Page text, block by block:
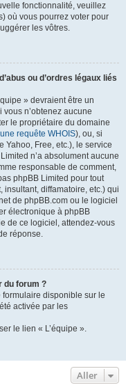
fonctionnalité, veuillez
où vous pourrez voter pour
les vôtres.
ou d’ordres légaux liés
» devraient être un
n’obtenez aucune
le propriétaire du domaine
une requête WHOIS), ou, si
Yahoo, Free, etc.), le service
n’a absolument aucune
responsable de comment,
phpBB Limited pour tout
insultant, diffamatoire, etc.) qui
de phpBB.com ou le logiciel
électronique à phpBB
de ce logiciel, attendez-vous
réponse.
du forum ?
disponible sur le
activée par les
le lien « L’équipe ».
Aller